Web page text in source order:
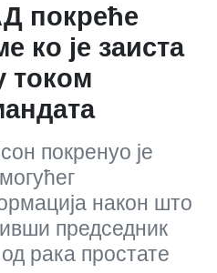
покреће
ко је заиста
током
покренуо је
након што
председник
рака простате